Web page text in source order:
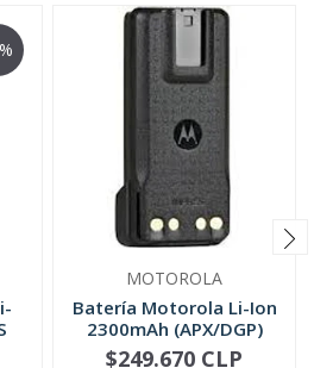
MOTOROLA
Batería Motorola Li-Ion
2300mAh (APX/DGP)
PMNN4424
$249.670 CLP